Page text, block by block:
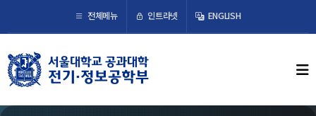
전체메뉴 인트라넷 ENGLISH ×
학부뉴스
뉴스